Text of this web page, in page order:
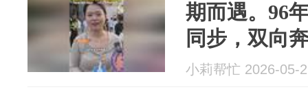
期而遇。96
同步，双向
小莉帮忙 2026-05-